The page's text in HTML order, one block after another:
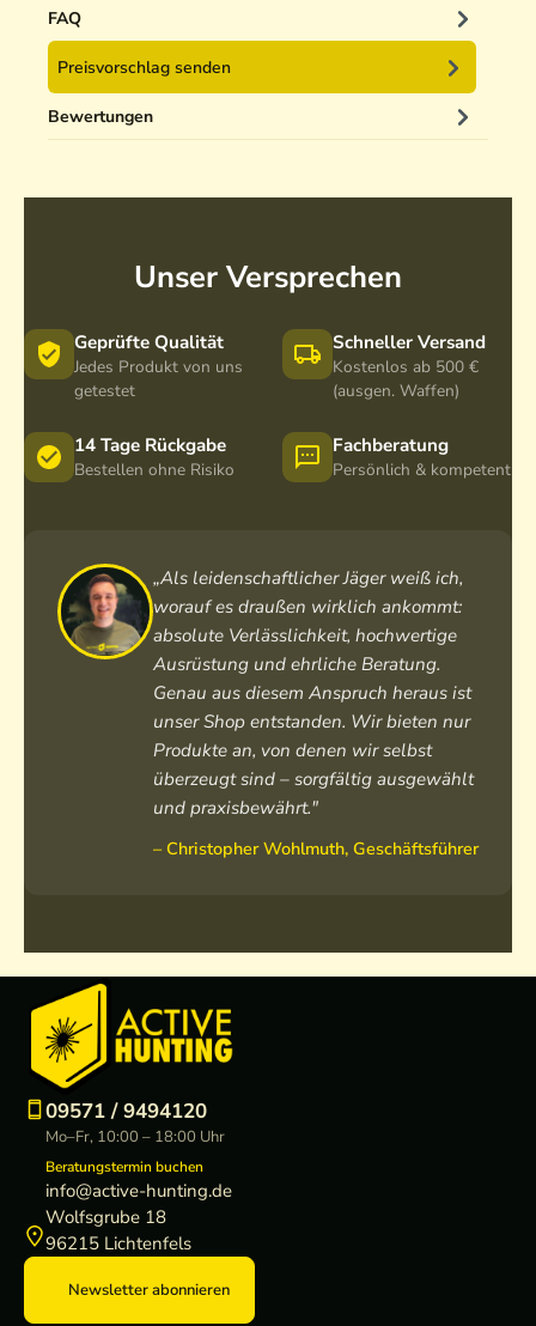
FAQ
Preisvorschlag senden
Bewertungen
Unser Versprechen
Geprüfte Qualität
Jedes Produkt von uns
getestet
Schneller Versand
Kostenlos ab 500 €
(ausgen. Waffen)
14 Tage Rückgabe
Bestellen ohne Risiko
Fachberatung
Persönlich & kompetent
„Als leidenschaftlicher Jäger weiß ich,
worauf es draußen wirklich ankommt:
absolute Verlässlichkeit, hochwertige
Ausrüstung und ehrliche Beratung.
Genau aus diesem Anspruch heraus ist
unser Shop entstanden. Wir bieten nur
Produkte an, von denen wir selbst
überzeugt sind – sorgfältig ausgewählt
und praxisbewährt."
– Christopher Wohlmuth, Geschäftsführer
09571 / 9494120
Mo–Fr, 10:00 – 18:00 Uhr
Beratungstermin buchen
info@active-hunting.de
Wolfsgrube 18
96215 Lichtenfels
Newsletter abonnieren